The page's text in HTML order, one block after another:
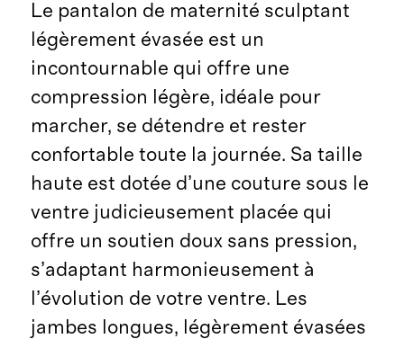
Le pantalon de maternité sculptant
légèrement évasée est un
incontournable qui offre une
compression légère, idéale pour
marcher, se détendre et rester
confortable toute la journée. Sa taille
haute est dotée d’une couture sous le
ventre judicieusement placée qui
offre un soutien doux sans pression,
s’adaptant harmonieusement à
l’évolution de votre ventre. Les
jambes longues, légèrement évasées